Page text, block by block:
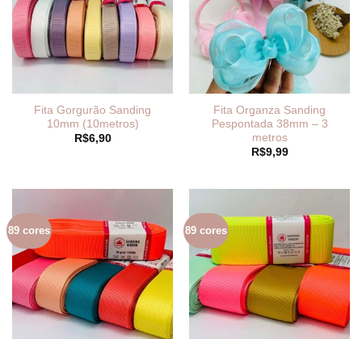
Fita Gorgurão Sanding
10mm (10metros)
R$6,90
Fita Organza Sanding
Pespontada 38mm – 3
metros
R$9,99
89 cores 89 cores